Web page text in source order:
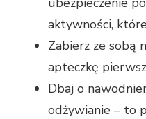
aktywności,
Zabierz ze sobą
apteczkę
Dbaj o
odżywianie – to